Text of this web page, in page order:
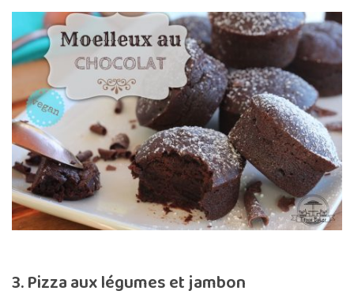
3. Pizza aux légumes et jambon